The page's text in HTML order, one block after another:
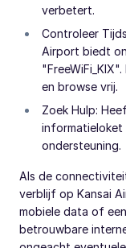
verbetert.
Controleer
Airport biedt
en browse vrij.
Zoek Hulp:
informatieloket
ondersteuning.
Als de
verblijf op Kansai
mobiele data of
betrouwbare